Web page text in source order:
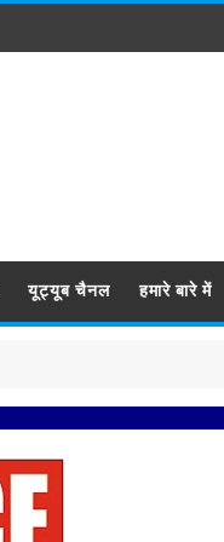
यूट्यूब चैनल हमारे बारे में
प्रबिसि